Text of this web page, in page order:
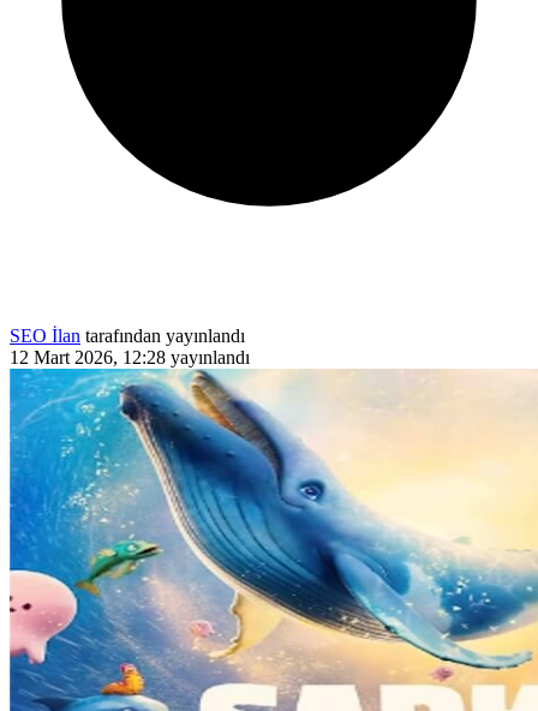
SEO İlan tarafından yayınlandı
12 Mart 2026, 12:28 yayınlandı